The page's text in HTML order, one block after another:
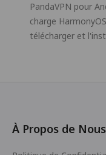
PandaVPN pour
charge
télécharger et
À Propos de Nous